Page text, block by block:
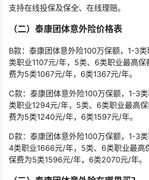
支持在线投保及保全、在线理赔。
（二）泰康团体意外险价格表
B款：泰康团体意外险100万保额，1-3
类职业1107元/年，5类、6类职业最高
费为5类1067元/年，6类1367元/年。
C款：泰康团体意外险100万保额，1-3
类职业1294元/年，5类、6类职业最高
费为5类1240元/年，6类1597元/年。
D款：泰康团体意外险100万保额，1-3类
4类职业1666元/年，5类、6类职业最高
保费为5类1596元/年，6类2070元/年。